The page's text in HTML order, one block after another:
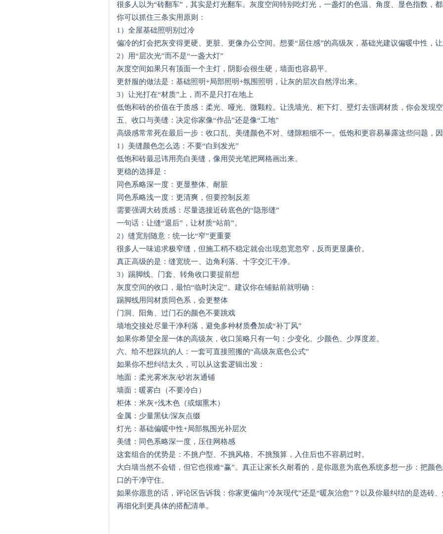
很多人以为“砖翻车”，其实是灯光翻车。灰度空间特别吃灯光，一盏灯的色温、角度、显色指数，都
你可以抓住三条实用原则：
1）全屋基础照明别过冷
偏冷的灯会把灰变得更硬、更脏、更像办公空间。想要“居住感”的高级灰，基础光建议偏暖中性，让
2）用“层次光”而不是“一盏大灯”
灰度空间如果只有顶面一个主灯，阴影会很生硬，墙面也容易平。
更舒服的做法是：基础照明+局部照明+氛围照明，让灰的层次自然浮出来。
3）让光打在“材质”上，而不是只打在地上
低饱和砖的价值在于质感：柔光、哑光、微颗粒。让洗墙光、柜下灯、壁灯去强调材质，你会发现空
五、收口与美缝：决定你家像“作品”还是像“工地”
高级感常常死在最后一步：收口乱、美缝颜色不对、缝隙粗细不一。低饱和更容易暴露这些问题，
1）美缝颜色怎么选：不要“白到发光”
低饱和砖最忌讳用亮白美缝，像用荧光笔把网格画出来。
更稳的选择是：
同色系略深一度：更显整体、耐脏
同色系略浅一度：更清爽，但要控制反差
需要强调大砖质感：尽量选接近砖底色的“隐形缝”
一句话：让缝“退后”，让材质“站前”。
2）缝宽别随意：统一比“窄”更重要
很多人一味追求极窄缝，但施工稍不稳定就会出现忽宽忽窄，反而更显廉价。
真正高级的是：缝宽统一、边角利落、十字交汇干净。
3）踢脚线、门套、转角收口要提前想
灰度空间的收口，最怕“临时决定”。建议你在铺贴前就明确：
踢脚线用同材质同色系，会更整体
门洞、阳角、过门石的颜色不要跳戏
墙地交接处尽量干净利落，避免多种材质叠加成“补丁风”
如果你希望全屋一体的高级灰，收口策略只有一句：少变化、少颜色、少厚度差。
六、给不想踩坑的人：一套可直接照搬的“高级灰底色公式”
如果你不想纠结太久，可以从这套逻辑出发：
地面：柔光雾米灰/砂岩灰通铺
墙面：暖雾白（不要冷白）
柜体：米灰+浅木色（或烟熏木）
金属：少量黑钛/深灰点缀
灯光：基础偏暖中性+局部氛围光补层次
美缝：同色系略深一度，压住网格感
这套组合的优势是：不挑户型、不挑风格、不挑预算，入住后也不容易过时。
大白墙当然不会错，但它也很难“赢”。真正让家长久耐看的，是你愿意为底色系统多想一步：把颜
口的干净守住。
如果你愿意的话，评论区告诉我：你家更偏向“冷灰现代”还是“暖灰治愈”？以及你最纠结的是选砖
再细化到更具体的搭配清单。